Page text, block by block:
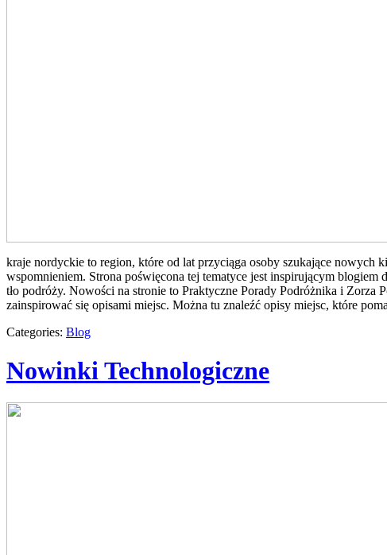
kraje nordyckie to region, które od lat przyciąga osoby szukające nowych
wspomnieniem. Strona poświęcona tej tematyce jest inspirującym
tło podróży. Nowości na stronie to Praktyczne Porady Podróżnika i
zainspirować się opisami miejsc. Można tu znaleźć opisy miejsc, które
Categories: Blog
Nowinki Technologiczne